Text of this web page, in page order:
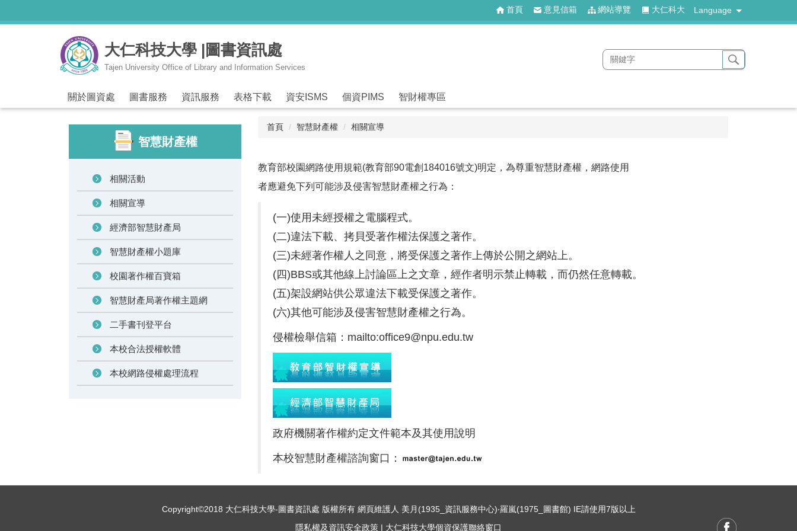
大仁科技大學 |圖書資訊處
Tajen University Office of Library and Information Services
首頁 意見信箱 網站導覽 大仁科大 Language
關於圖資處 圖書服務 資訊服務 表格下載 資安ISMS 個資PIMS 智財權專區
智慧財產權
相關活動
相關宣導
經濟部智慧財產局
智慧財產權小題庫
校園著作權百寶箱
智慧財產局著作權主題網
二手書刊登平台
本校合法授權軟體
本校網路侵權處理流程
首頁 智慧財產權 相關宣導
教育部校園網路使用規範(教育部90電創184016號文)明定，為尊重智慧財產權，網路使用
者應避免下列可能涉及侵害智慧財產權之行為：
(一)使用未經授權之電腦程式。
(二)違法下載、拷貝受著作權法保護之著作。
(三)未經著作權人之同意，將受保護之著作上傳於公開之網站上。
(四)BBS或其他線上討論區上之文章，經作者明示禁止轉載，而仍然任意轉載。
(五)架設網站供公眾違法下載受保護之著作。
(六)其他可能涉及侵害智慧財產權之行為。
侵權檢舉信箱：mailto:office9@npu.edu.tw
政府機關著作權約定文件範本及其使用說明
本校智慧財產權諮詢窗口：
Copyright©2018 大仁科技大學-圖書資訊處 版權所有 網頁維護人 美月(1935_資訊服務中心)‧羅嵐(1975_圖書館) IE請使用7版以上
隱私權及資訊安全政策 | 大仁科技大學個資保護聯絡窗口